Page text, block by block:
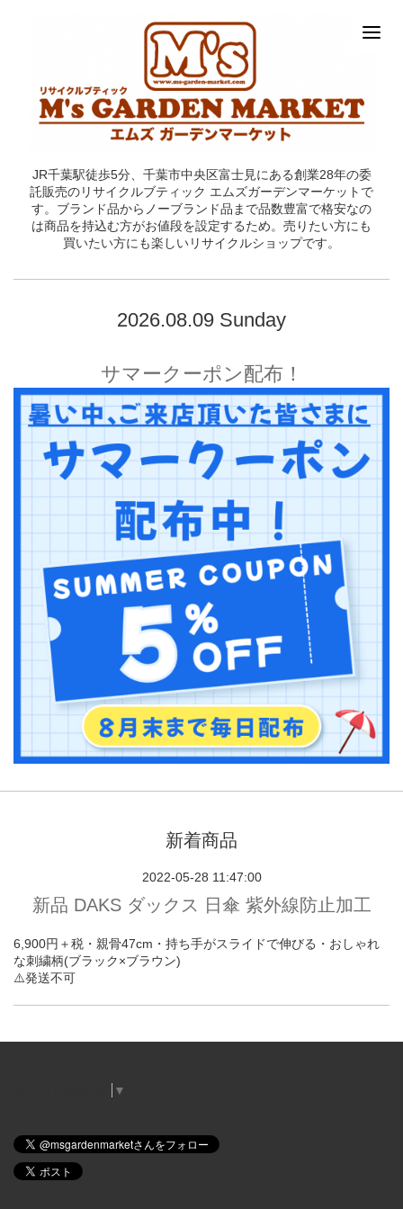
JR千葉駅徒歩5分、千葉市中央区富士見にある創業28年の委
託販売のリサイクルブティック エムズガーデンマーケットで
す。ブランド品からノーブランド品まで品数豊富で格安なの
は商品を持込む方がお値段を設定するため。売りたい方にも
買いたい方にも楽しいリサイクルショップです。
2026.08.09 Sunday
サマークーポン配布！
新着商品
2022-05-28 11:47:00
新品 DAKS ダックス 日傘 紫外線防止加工
6,900円＋税・親骨47cm・持ち手がスライドで伸びる・おしゃれ
な刺繍柄(ブラック×ブラウン)
⚠️発送不可
▼